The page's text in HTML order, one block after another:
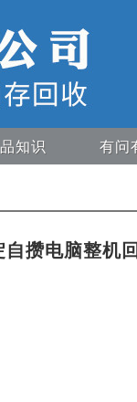
知识 有问
自攒电脑整机